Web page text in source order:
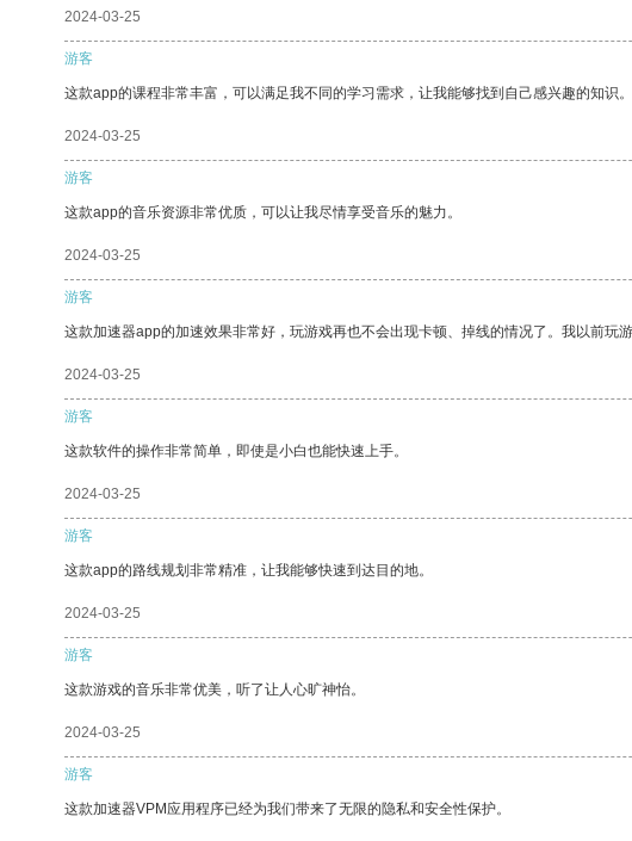
2024-03-25
游客
这款app的课程非常丰富，可以满足我不同的学习需求，让我能够找到自己感兴趣的知识。
2024-03-25
游客
这款app的音乐资源非常优质，可以让我尽情享受音乐的魅力。
2024-03-25
游客
这款加速器app的加速效果非常好，玩游戏再也不会出现卡顿、掉线的情况了。我以前玩
2024-03-25
游客
这款软件的操作非常简单，即使是小白也能快速上手。
2024-03-25
游客
这款app的路线规划非常精准，让我能够快速到达目的地。
2024-03-25
游客
这款游戏的音乐非常优美，听了让人心旷神怡。
2024-03-25
游客
这款加速器VPM应用程序已经为我们带来了无限的隐私和安全性保护。